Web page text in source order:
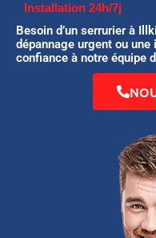
Installation 24h/7j
Besoin d’un serrurier à
dépannage urgent ou
confiance à notre équipe